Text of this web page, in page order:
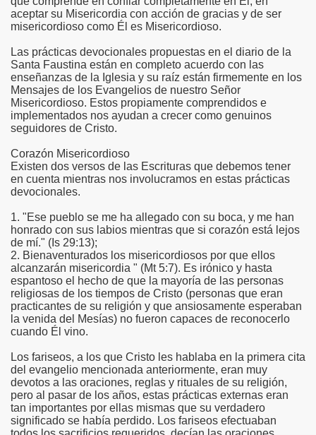
aceptar su Misericordia con acción de gracias y de ser
misericordioso como Él es Misericordioso.
Las prácticas devocionales propuestas en el diario de la
Santa Faustina están en completo acuerdo con las
enseñanzas de la Iglesia y su raíz están firmemente en los
Mensajes de los Evangelios de nuestro Señor
Misericordioso. Estos propiamente comprendidos e
implementados nos ayudan a crecer como genuinos
seguidores de Cristo.
Corazón Misericordioso
Existen dos versos de las Escrituras que debemos tener
en cuenta mientras nos involucramos en estas prácticas
devocionales.
1. "Ese pueblo se me ha allegado con su boca, y me han
honrado con sus labios mientras que si corazón está lejos
de mí." (Is 29:13);
2. Bienaventurados los misericordiosos por que ellos
alcanzarán misericordia " (Mt 5:7). Es irónico y hasta
espantoso el hecho de que la mayoría de las personas
religiosas de los tiempos de Cristo (personas que eran
practicantes de su religión y que ansiosamente esperaban
la venida del Mesías) no fueron capaces de reconocerlo
cuando Él vino.
Los fariseos, a los que Cristo les hablaba en la primera cita
del evangelio mencionada anteriormente, eran muy
devotos a las oraciones, reglas y rituales de su religión,
pero al pasar de los años, estas prácticas externas eran
tan importantes por ellas mismas que su verdadero
significado se había perdido. Los fariseos efectuaban